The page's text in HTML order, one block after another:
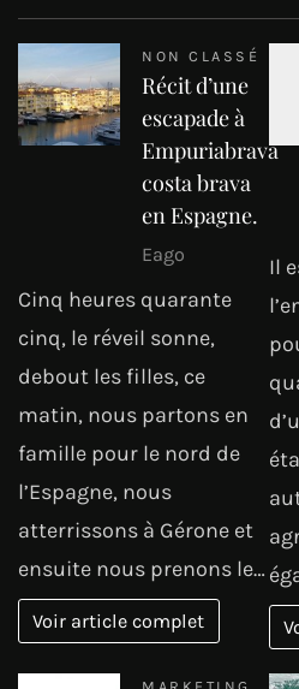
NON CLASSÉ
Récit d’une
escapade à
Empuriabrava
costa brava
en Espagne.
Eago
Cinq heures quarante
cinq, le réveil sonne,
debout les filles, ce
matin, nous partons en
famille pour le nord de
l’Espagne, nous
atterrissons à Gérone et
ensuite nous prenons le…
Voir article complet
Il